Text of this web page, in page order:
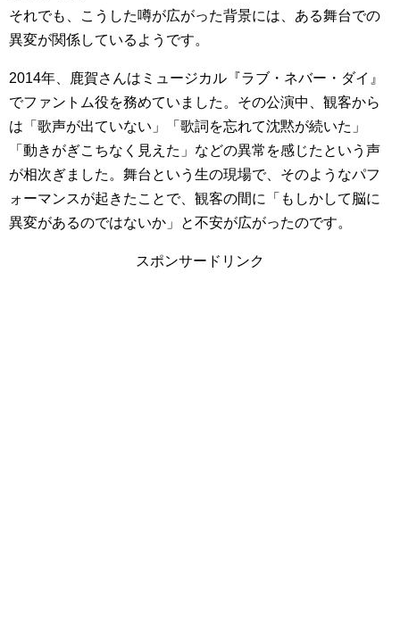
それでも、こうした噂が広がった背景には、ある舞台での
異変が関係しているようです。
2014年、鹿賀さんはミュージカル『ラブ・ネバー・ダイ』
でファントム役を務めていました。その公演中、観客から
は「歌声が出ていない」「歌詞を忘れて沈黙が続いた」
「動きがぎこちなく見えた」などの異常を感じたという声
が相次ぎました。舞台という生の現場で、そのようなパフ
ォーマンスが起きたことで、観客の間に「もしかして脳に
異変があるのではないか」と不安が広がったのです。
スポンサードリンク